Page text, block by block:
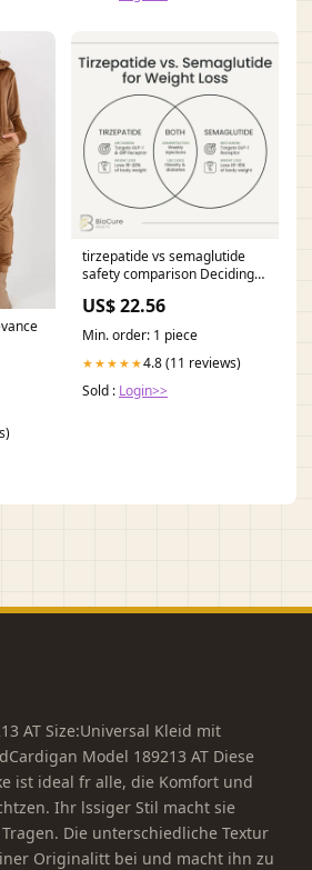
tirzepatide vs semaglutide
safety comparison Deciding
Semaglutide for weight loss?
Let us break
US$ 22.56
Min. order: 1 piece
★★★★★4.8 (11 reviews)
Sold : Login>>
AT Size:Universal Kleid mit
Model 189213 AT Diese
ist ideal fr alle, die Komfort und
Ihr lssiger Stil macht sie
Die unterschiedliche Textur
Originalitt bei und macht ihn zu